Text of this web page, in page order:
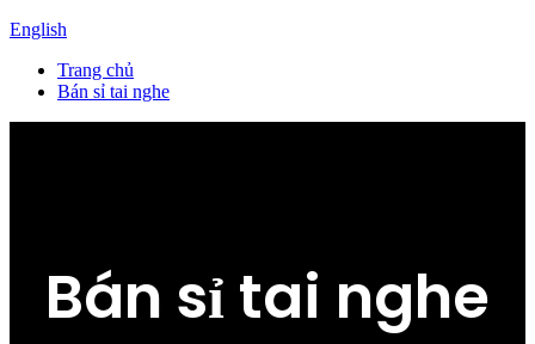
English
Trang chủ
Bán sỉ tai nghe
Bán sỉ tai nghe